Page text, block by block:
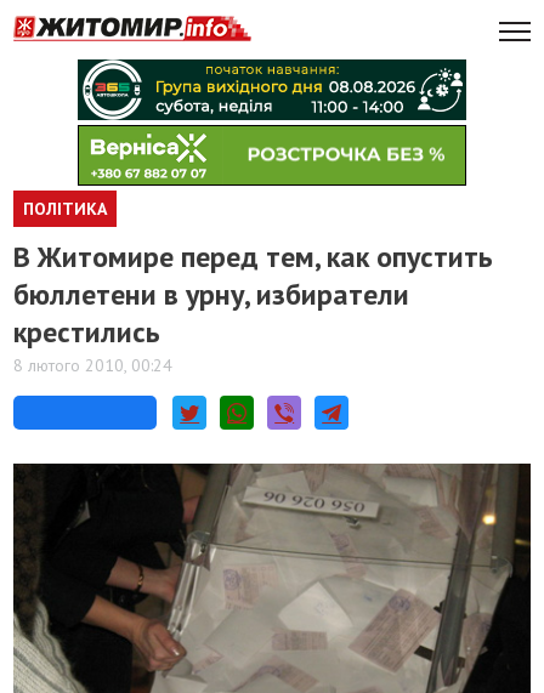
ПОЛІТИКА
В Житомире перед тем, как опустить
бюллетени в урну, избиратели
крестились
8 лютого 2010, 00:24